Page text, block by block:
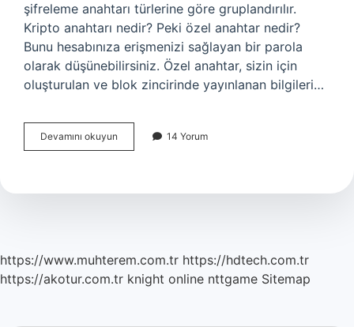
şifreleme anahtarı türlerine göre gruplandırılır.
Kripto anahtarı nedir? Peki özel anahtar nedir?
Bunu hesabınıza erişmenizi sağlayan bir parola
olarak düşünebilirsiniz. Özel anahtar, sizin için
oluşturulan ve blok zincirinde yayınlanan bilgileri…
Devamını okuyun
Anahtarların
14 Yorum
https://www.muhterem.com.tr https://hdtech.com.tr
https://akotur.com.tr knight online nttgame Sitemap